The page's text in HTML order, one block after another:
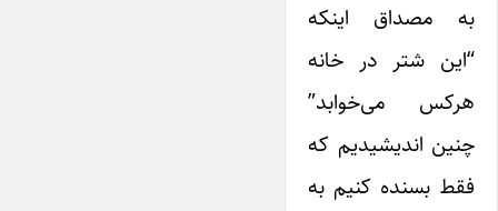
به مصداق اینکه
“این شتر در خانه
هرکس می‌خوابد”
چنین اندیشیدیم که
فقط بسنده کنیم به